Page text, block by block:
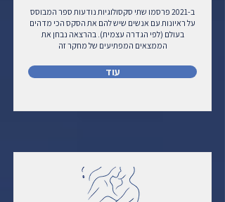
ב-2021 פרסמו שתי סקסולוגיות נודעות ספר המבוסס
על ראיונות עם אנשים שיש להם את הסקס הכי מדהים
בעולם (לפי הגדרה עצמית). בהרצאה נבחן את
הממצאים המפתיעים של מחקר זה
עוד